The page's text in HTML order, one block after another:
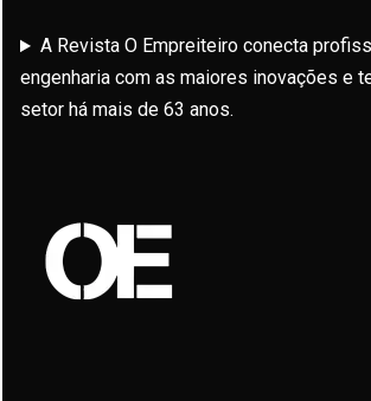
A Revista O Empreiteiro conecta
engenharia com as maiores inovações e
setor há mais de 63 anos.